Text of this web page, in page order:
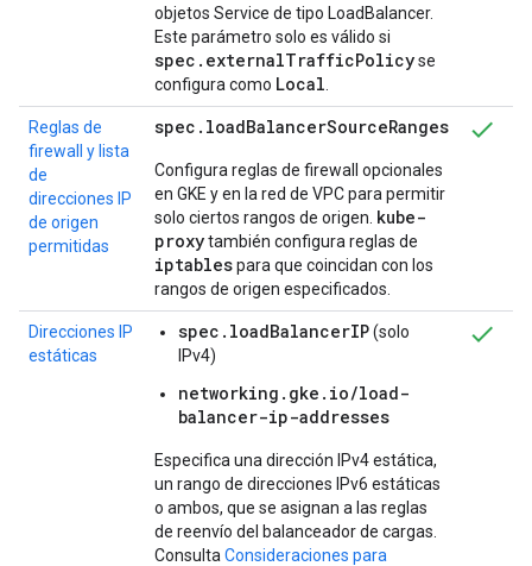
objetos Service de tipo LoadBalancer.
Este parámetro solo es válido si
spec.externalTrafficPolicyse
configura como Local
Reglas de
firewall y lista
de
direcciones IP
de origen
permitidas
spec . loadBalancerSourceRanges
Configura reglas de firewall opcionales
en GKE y en la red de VPC para permitir
solo ciertos rangos de origen. kube-
proxytambién configura reglas de
iptablespara que coincidan con los
rangos de origen especificados.
Direcciones IP
estáticas
spec.loadBalancerIP(solo
IPv4)
networking.gke.io/load-
balancer-ip-addresses
Especifica una dirección IPv4 estática,
un rango de direcciones IPv6 estáticas
o ambos, que se asignan a las reglas
de reenvío del balanceador de cargas.
Consulta Consideraciones para